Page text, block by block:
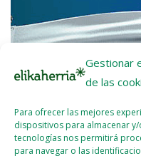
Gestionar
de las
Para ofrecer las mejores
dispositivos para almacenar
tecnologías nos permitirá
para navegar o las